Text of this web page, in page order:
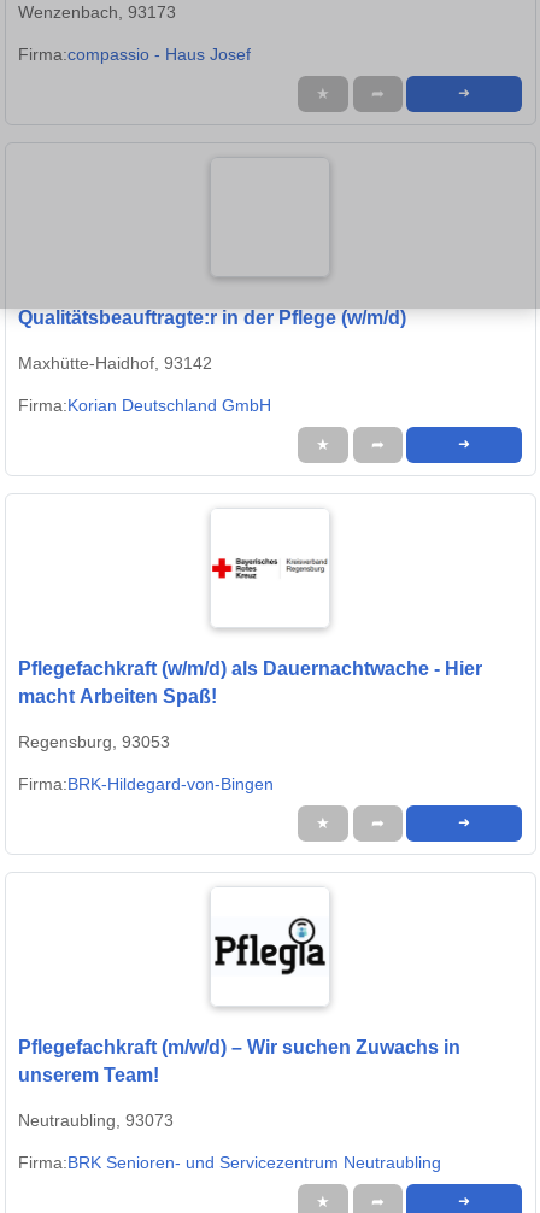
Wenzenbach, 93173
Firma:compassio - Haus Josef
★ ➦ ➜
Qualitätsbeauftragte:r in der Pflege (w/m/d)
Maxhütte-Haidhof, 93142
Firma:Korian Deutschland GmbH
★ ➦ ➜
Pflegefachkraft (w/m/d) als Dauernachtwache - Hier
macht Arbeiten Spaß!
Regensburg, 93053
Firma:BRK-Hildegard-von-Bingen
★ ➦ ➜
Pflegefachkraft (m/w/d) – Wir suchen Zuwachs in
unserem Team!
Neutraubling, 93073
Firma:BRK Senioren- und Servicezentrum Neutraubling
★ ➦ ➜